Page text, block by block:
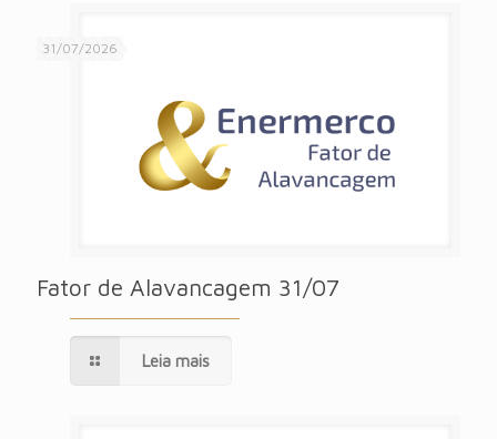
31/07/2026
Fator de Alavancagem 31/07
Leia mais